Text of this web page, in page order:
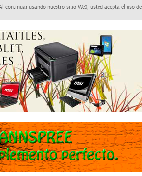
continuar usando nuestro sitio Web, usted acepta el uso de